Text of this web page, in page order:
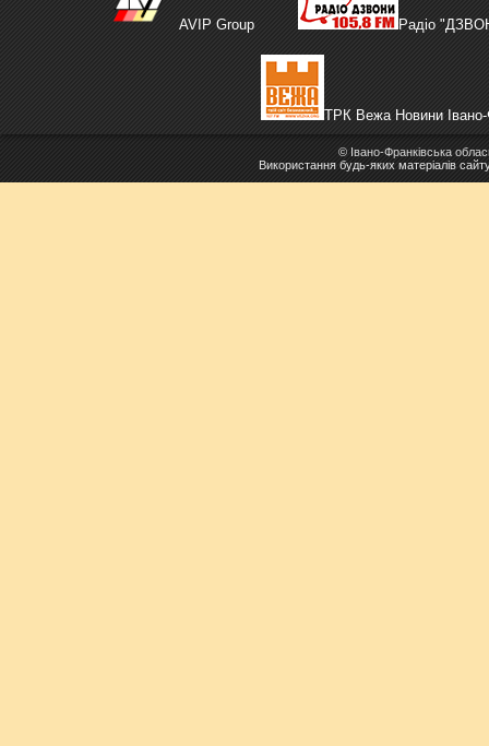
AVIP Group Радіо
ТРК Вежа Новини Івано-
© Івано-Франківська
Використання будь-яких матеріалів